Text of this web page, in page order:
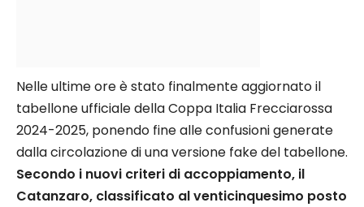
Nelle ultime ore è stato finalmente aggiornato il
tabellone ufficiale della Coppa Italia Frecciarossa
2024-2025, ponendo fine alle confusioni generate
dalla circolazione di una versione fake del tabellone.
Secondo i nuovi criteri di accoppiamento, il
Catanzaro, classificato al venticinquesimo posto